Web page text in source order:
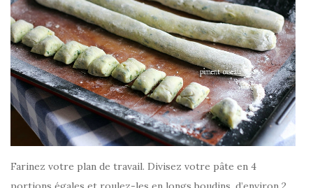
Farinez votre plan de travail. Divisez votre pâte en 4